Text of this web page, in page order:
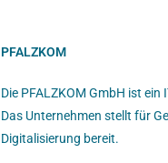
PFALZKOM
Die PFALZKOM GmbH ist
Das Unternehmen stellt für
Digitalisierung bereit.